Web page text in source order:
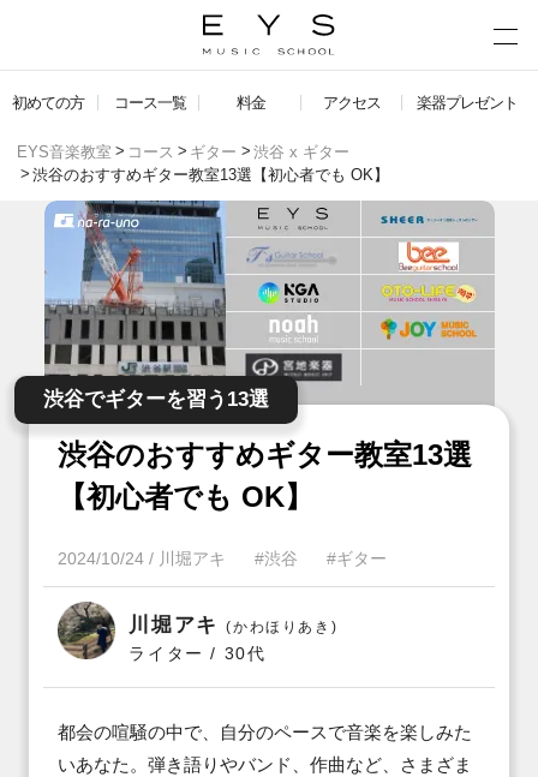
初めての方 コース一覧 料金 アクセス 楽器プレゼント
EYS音楽教室 コース ギター
渋谷 x ギター
渋谷のおすすめギター教室13選【初心者でも OK】
渋谷のおすすめギター教室13選
【初心者でも OK】
渋谷でギターを習う13選
2024/10/24/ 川堀アキ #渋谷 #ギター
川堀アキ(かわほりあき)
ライター / 30代
都会の喧騒の中で、自分のペースで音楽を楽しみた
いあなた。弾き語りやバンド、作曲など、さまざま